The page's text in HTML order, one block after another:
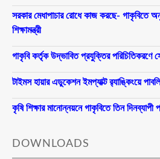
সরকার মেধাপাচার রোধে কাজ করছে- গাকৃবিতে
শিক্ষামন্ত্রী
গাকৃবি কর্তৃক উদ্ভাবিত প্রযুক্তির পরিচিতিকরণে
টাইমস হায়ার এডুকেশন ইমপ্যাক্ট র‍্যাঙ্কিংয়ে
কৃষি শিক্ষার মানোন্নয়নে গাকৃবিতে তিন দিনব্যাপী
DOWNLOADS